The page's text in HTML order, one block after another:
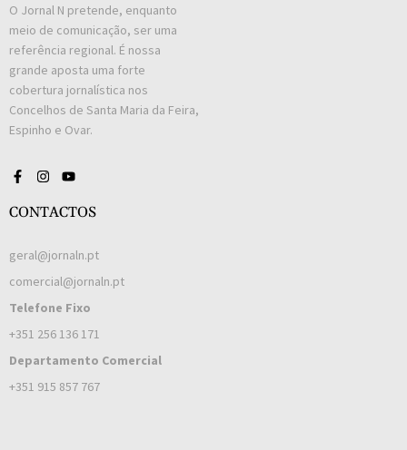
O Jornal N pretende, enquanto
meio de comunicação, ser uma
referência regional. É nossa
grande aposta uma forte
cobertura jornalística nos
Concelhos de Santa Maria da Feira,
Espinho e Ovar.
CONTACTOS
geral@jornaln.pt
comercial@jornaln.pt
Telefone Fixo
+351 256 136 171
Departamento Comercial
+351 915 857 767